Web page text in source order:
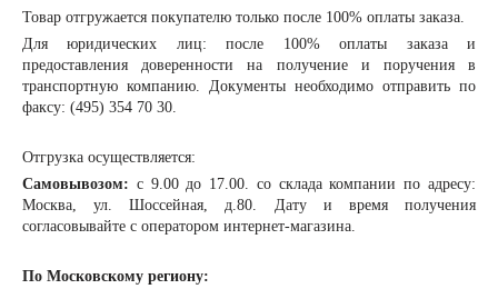
Товар отгружается покупателю только после 100% оплаты заказа.
Для юридических лиц: после 100% оплаты заказа и
предоставления доверенности на получение и поручения в
транспортную компанию. Документы необходимо отправить по
факсу: (495) 354 70 30.
Отгрузка осуществляется:
Самовывозом: с 9.00 до 17.00. со склада компании по адресу:
Москва, ул. Шоссейная, д.80. Дату и время получения
согласовывайте с оператором интернет-магазина.
По Московскому региону: